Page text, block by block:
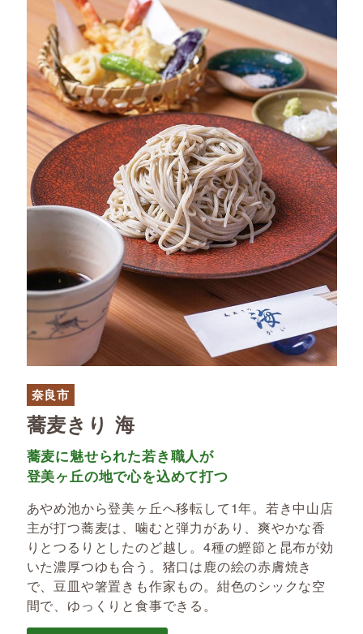
奈良市
蕎麦きり 海
蕎麦に魅せられた若き職人が
登美ヶ丘の地で心を込めて打つ
あやめ池から登美ヶ丘へ移転して1年。若き中山店
主が打つ蕎麦は、噛むと弾力があり、爽やかな香
りとつるりとしたのど越し。4種の鰹節と昆布が効
いた濃厚つゆも合う。猪口は鹿の絵の赤膚焼き
で、豆皿や箸置きも作家もの。紺色のシックな空
間で、ゆっくりと食事できる。